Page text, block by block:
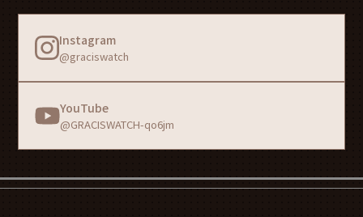
Instagram
@graciswatch
YouTube
@GRACISWATCH-qo6jm